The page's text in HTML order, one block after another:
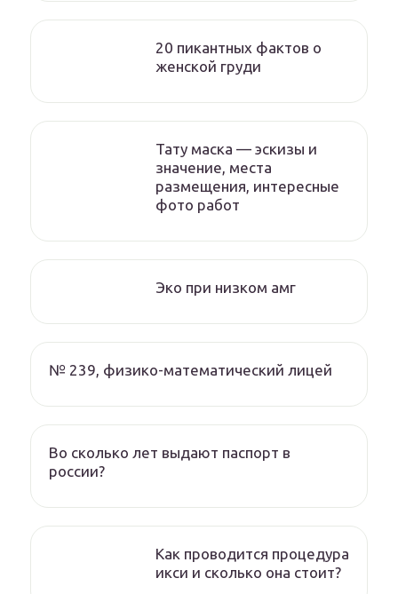
20 пикантных фактов о
женской груди
Тату маска — эскизы и
значение, места
размещения, интересные
фото работ
Эко при низком амг
№ 239, физико-математический лицей
Во сколько лет выдают паспорт в
россии?
Как проводится процедура
икси и сколько она стоит?